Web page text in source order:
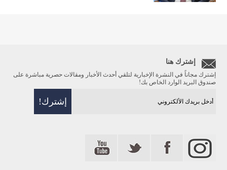
إشترك هنا
إشترك مجاناً في النشرة الإخبارية لتلقي أحدث الأخبار ومقالات حصرية مباشرة على
صندوق البريد الوارد الخاص بك!